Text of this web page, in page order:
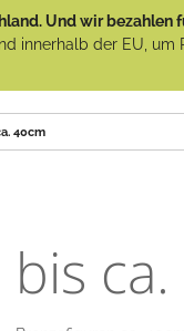
Und wir bezahlen
innerhalb der EU, um
40cm
bis